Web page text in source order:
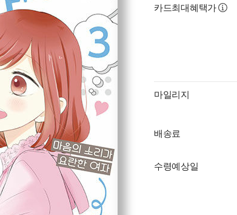
카드최대혜택가
마일리지
배송료
수령예상일